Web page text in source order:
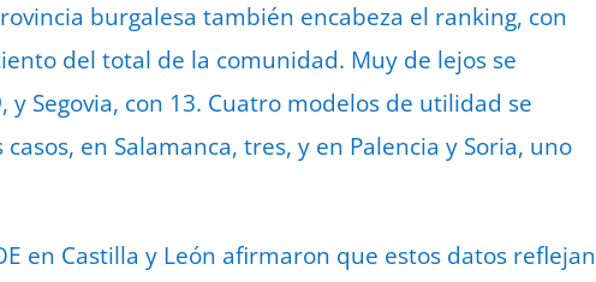
burgalesa también encabeza el ranking, con
del total de la comunidad. Muy de lejos se
Segovia, con 13. Cuatro modelos de utilidad se
en Salamanca, tres, y en Palencia y Soria, uno
en Castilla y León afirmaron que estos datos reflejan